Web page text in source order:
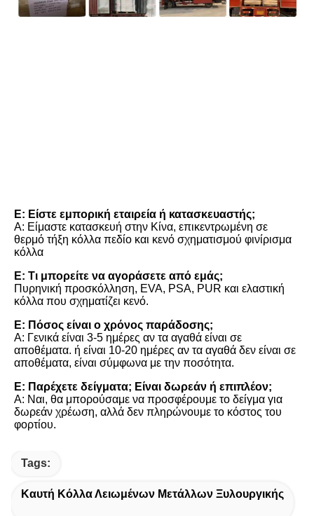
Ε: Είστε εμπορική εταιρεία ή κατασκευαστής;
Α: Είμαστε κατασκευή στην Κίνα, επικεντρωμένη σε
θερμό τήξη κόλλα πεδίο και κενό σχηματισμού φινίρισμα
κόλλα
Ε: Τι μπορείτε να αγοράσετε από εμάς;
Πυρηνική προσκόλληση, EVA, PSA, PUR και ελαστική
κόλλα που σχηματίζει κενό.
Ε: Πόσος είναι ο χρόνος παράδοσης;
Α: Γενικά είναι 3-5 ημέρες αν τα αγαθά είναι σε
αποθέματα. ή είναι 10-20 ημέρες αν τα αγαθά δεν είναι σε
αποθέματα, είναι σύμφωνα με την ποσότητα.
Ε: Παρέχετε δείγματα; Είναι δωρεάν ή επιπλέον;
Α: Ναι, θα μπορούσαμε να προσφέρουμε το δείγμα για
δωρεάν χρέωση, αλλά δεν πληρώνουμε το κόστος του
φορτίου.
Tags:
Καυτή Κόλλα Λειωμένων Μετάλλων Ξυλουργικής